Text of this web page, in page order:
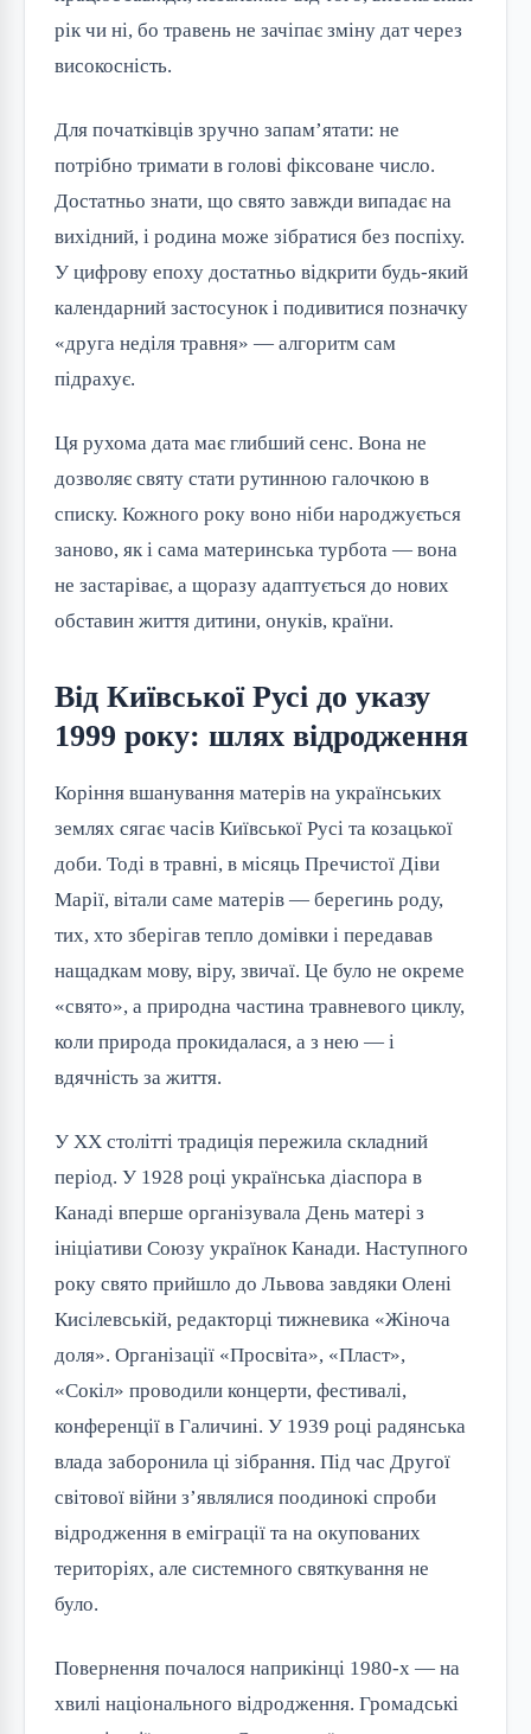
рік чи ні, бо травень не зачіпає зміну дат через
високосність.
Для початківців зручно запам’ятати: не
потрібно тримати в голові фіксоване число.
Достатньо знати, що свято завжди випадає на
вихідний, і родина може зібратися без поспіху.
У цифрову епоху достатньо відкрити будь-який
календарний застосунок і подивитися позначку
«друга неділя травня» — алгоритм сам
підрахує.
Ця рухома дата має глибший сенс. Вона не
дозволяє святу стати рутинною галочкою в
списку. Кожного року воно ніби народжується
заново, як і сама материнська турбота — вона
не застаріває, а щоразу адаптується до нових
обставин життя дитини, онуків, країни.
Від Київської Русі до указу
1999 року: шлях відродження
Коріння вшанування матерів на українських
землях сягає часів Київської Русі та козацької
доби. Тоді в травні, в місяць Пречистої Діви
Марії, вітали саме матерів — берегинь роду,
тих, хто зберігав тепло домівки і передавав
нащадкам мову, віру, звичаї. Це було не окреме
«свято», а природна частина травневого циклу,
коли природа прокидалася, а з нею — і
вдячність за життя.
У XX столітті традиція пережила складний
період. У 1928 році українська діаспора в
Канаді вперше організувала День матері з
ініціативи Союзу українок Канади. Наступного
року свято прийшло до Львова завдяки Олені
Кисілевській, редакторці тижневика «Жіноча
доля». Організації «Просвіта», «Пласт»,
«Сокіл» проводили концерти, фестивалі,
конференції в Галичині. У 1939 році радянська
влада заборонила ці зібрання. Під час Другої
світової війни з’являлися поодинокі спроби
відродження в еміграції та на окупованих
територіях, але системного святкування не
було.
Повернення почалося наприкінці 1980-х — на
хвилі національного відродження. Громадські